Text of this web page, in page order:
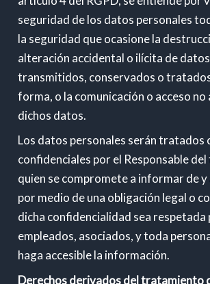
seguridad de los datos personales
la seguridad que ocasione la
alteración accidental o ilícita de
transmitidos, conservados o
forma, o la comunicación o acceso
dichos datos.
Los datos personales serán tratados
confidenciales por el Responsable
quien se compromete a informar de
por medio de una obligación legal o
dicha confidencialidad sea respetada
empleados, asociados, y toda
haga accesible la información.
Derechos derivados del tratamiento